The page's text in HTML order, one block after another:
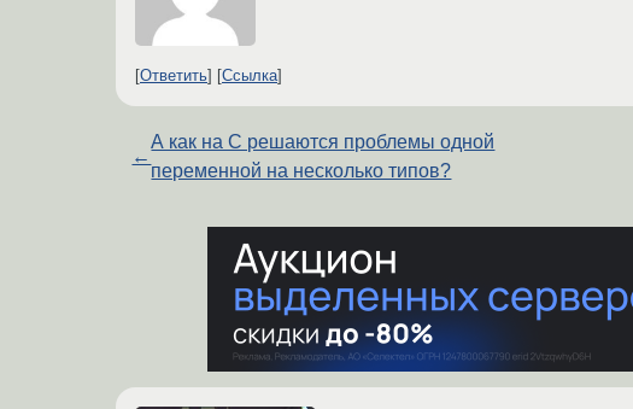
Ответить Ссылка
←
А как на C решаются проблемы одной
переменной на несколько типов?